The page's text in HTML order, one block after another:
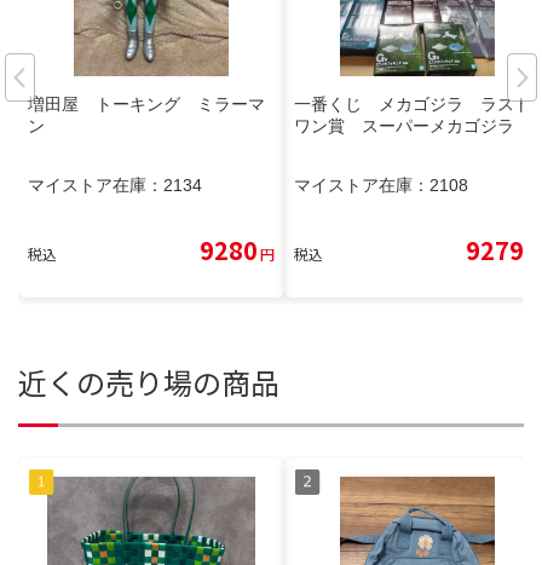
増田屋 トーキング ミラーマ
ン
マイストア在庫： 2134
税込 9280円
一番くじ メカゴジラ ラスト
ワン賞 スーパーメカゴジラ
マイストア在庫： 2108
税込 9279
近くの売り場の商品